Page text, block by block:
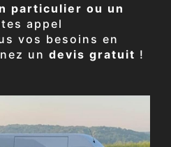
particulier ou un
appel
vos besoins en
un devis gratuit !